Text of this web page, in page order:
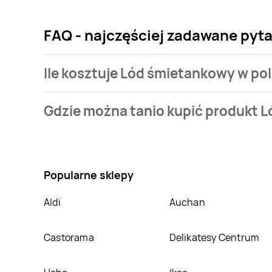
FAQ - najczęściej zadawane
Ile kosztuje Lód śmietankowy w
mamy w naszej bazie jest z sieci POLOmarket. Lód
Gdzie można tanio kupić produkt
Popularne sklepy
Aldi Auchan
Castorama Delikatesy Centrum